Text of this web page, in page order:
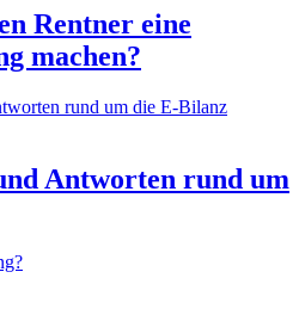
Rentner eine
machen?
Antworten rund um